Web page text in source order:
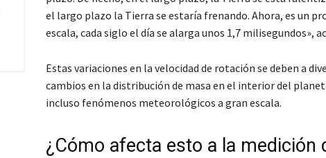
el largo plazo la Tierra se estaría frenando. Ahora, es un
escala, cada siglo el día se alarga unos 1,7 milisegundos»,
Estas variaciones en la velocidad de rotación se deben a
cambios en la distribución de masa en el interior del
incluso fenómenos meteorológicos a gran escala.
¿Cómo afecta esto a la medición